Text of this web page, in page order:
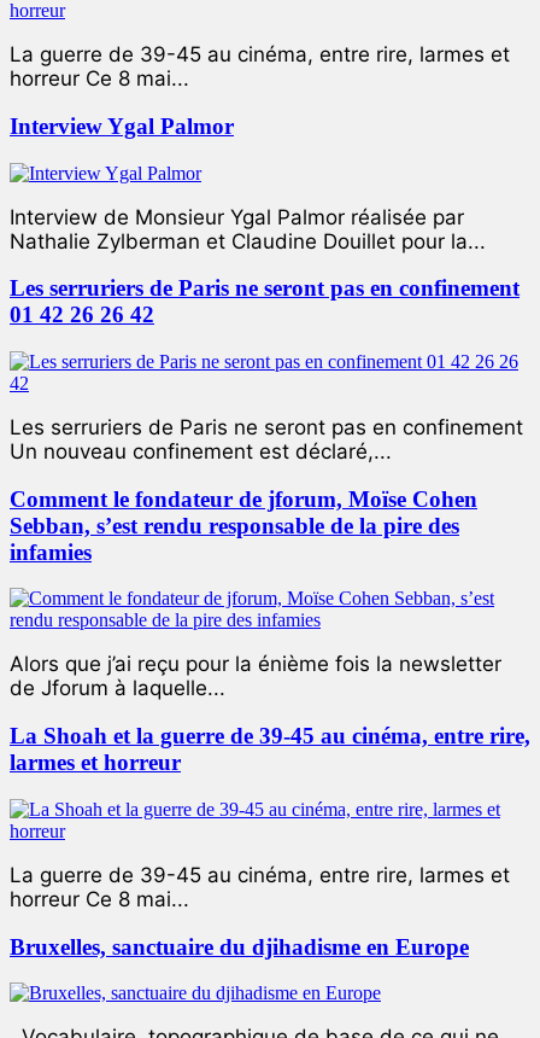
La guerre de 39-45 au cinéma, entre rire, larmes et
horreur Ce 8 mai...
Interview Ygal Palmor
Interview de Monsieur Ygal Palmor réalisée par
Nathalie Zylberman et Claudine Douillet pour la...
Les serruriers de Paris ne seront pas en confinement
01 42 26 26 42
Les serruriers de Paris ne seront pas en confinement
Un nouveau confinement est déclaré,...
Comment le fondateur de jforum, Moïse Cohen
Sebban, s’est rendu responsable de la pire des
infamies
Alors que j’ai reçu pour la énième fois la newsletter
de Jforum à laquelle...
La Shoah et la guerre de 39-45 au cinéma, entre rire,
larmes et horreur
La guerre de 39-45 au cinéma, entre rire, larmes et
horreur Ce 8 mai...
Bruxelles, sanctuaire du djihadisme en Europe